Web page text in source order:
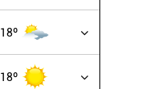
18º
18º